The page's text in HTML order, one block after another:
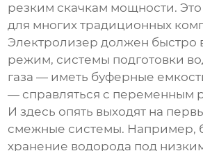
резким скачкам мощности.
для многих традиционных
Электролизер должен быстро
режим, системы подготовки
газа — иметь буферные
— справляться с переменным
И здесь опять выходят на
смежные системы. Например,
хранение водорода под